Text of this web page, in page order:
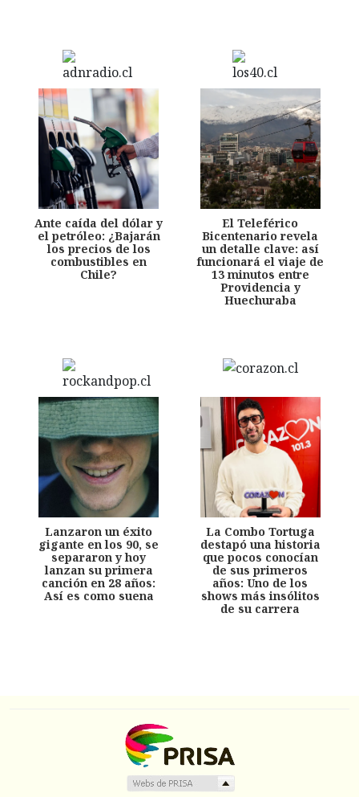
Ante caída del dólar y
el petróleo: ¿Bajarán
los precios de los
combustibles en
Chile?
El Teleférico
Bicentenario revela
un detalle clave: así
funcionará el viaje de
13 minutos entre
Providencia y
Huechuraba
Lanzaron un éxito
gigante en los 90, se
separaron y hoy
lanzan su primera
canción en 28 años:
Así es como suena
La Combo Tortuga
destapó una historia
que pocos conocían
de sus primeros
años: Uno de los
shows más insólitos
de su carrera